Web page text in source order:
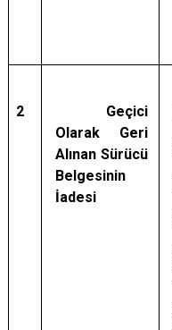
2
Geçici
Olarak Geri
Alınan Sürücü
Belgesinin
İadesi